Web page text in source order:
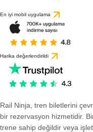
En iyi mobil uygulama
Harika değerlendirildi
Rail Ninja, tren biletlerini
bir rezervasyon hizmetidir.
trene sahip değildir veya